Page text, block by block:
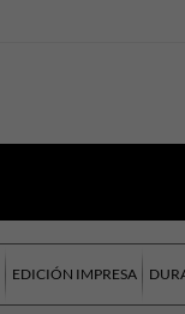
EDICIÓN IMPRESA